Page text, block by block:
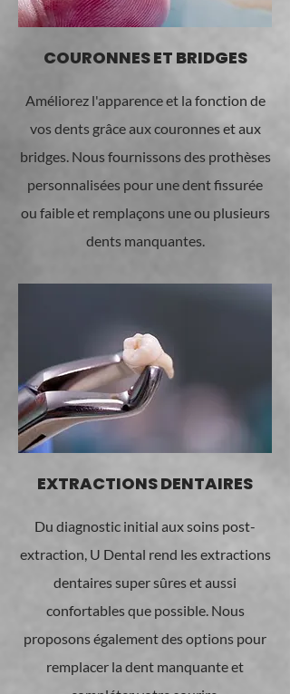
COURONNES ET BRIDGES
Améliorez l'apparence et la fonction de
vos dents grâce aux couronnes et aux
bridges. Nous fournissons des prothèses
personnalisées pour une dent fissurée
ou faible et remplaçons une ou plusieurs
dents manquantes.
EXTRACTIONS DENTAIRES
Du diagnostic initial aux soins post-
extraction, U Dental rend les extractions
dentaires super sûres et aussi
confortables que possible. Nous
proposons également des options pour
remplacer la dent manquante et